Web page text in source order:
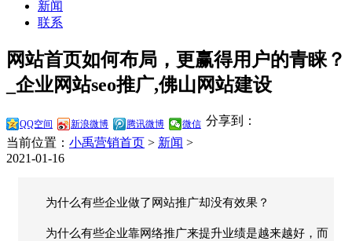
新闻
联系
网站首页如何布局，更赢得用户的青睐？
_企业网站seo推广,佛山网站建设
分享到：
QQ空间 新浪微博 腾讯微博 微信
当前位置： 小禹营销首页 > 新闻 >
2021-01-16
为什么有些企业做了网站推广却没有效果？
为什么有些企业靠网络推广来提升业绩是越来越好，而